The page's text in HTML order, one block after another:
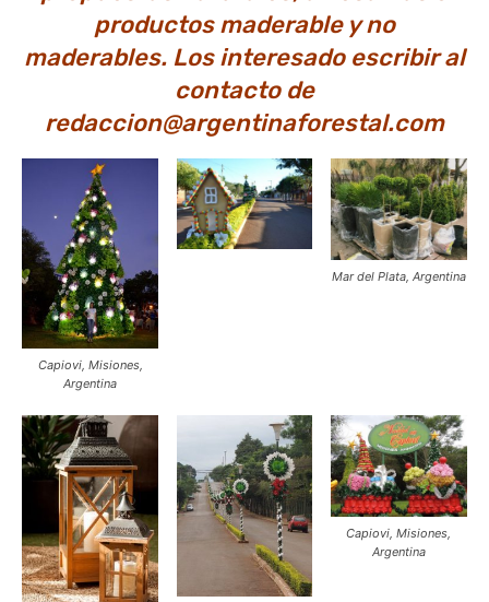
productos maderable y no
maderables. Los interesado escribir al
contacto de
redaccion@argentinaforestal.com
Capiovi, Misiones,
Argentina
Mar del Plata, Argentina
Capiovi, Misiones,
Argentina